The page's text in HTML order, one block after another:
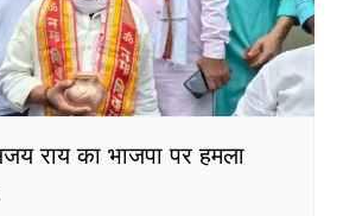
राय का भाजपा पर हमला